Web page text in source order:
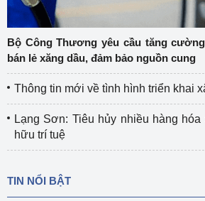
Bộ Công Thương yêu cầu tăng
bán lẻ xăng dầu, đảm bảo nguồn cung
Thông tin mới về tình hình triển khai
Lạng Sơn: Tiêu hủy nhiều hàng
hữu trí tuệ
TIN NỔI BẬT